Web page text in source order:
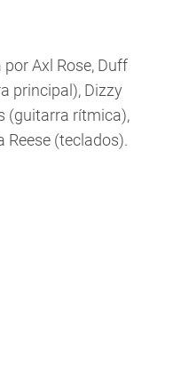
Axl Rose, Duff
principal), Dizzy
(guitarra rítmica),
Reese (teclados).